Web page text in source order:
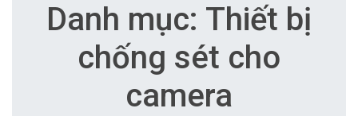
Danh mục: Thiết bị
chống sét cho
camera